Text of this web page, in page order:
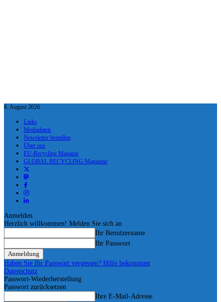
8. August 2026
Links
Mediadaten
Newsletter bestellen
Über uns
EU-Recycling Magazin
GLOBAL RECYCLING Magazine
Anmelden
Herzlich willkommen! Melden Sie sich an
Ihr Benutzername
Ihr Passwort
Haben Sie Ihr Passwort vergessen? Hilfe bekommen
Datenschutz
Passwort-Wiederherstellung
Passwort zurücksetzen
Ihre E-Mail-Adresse